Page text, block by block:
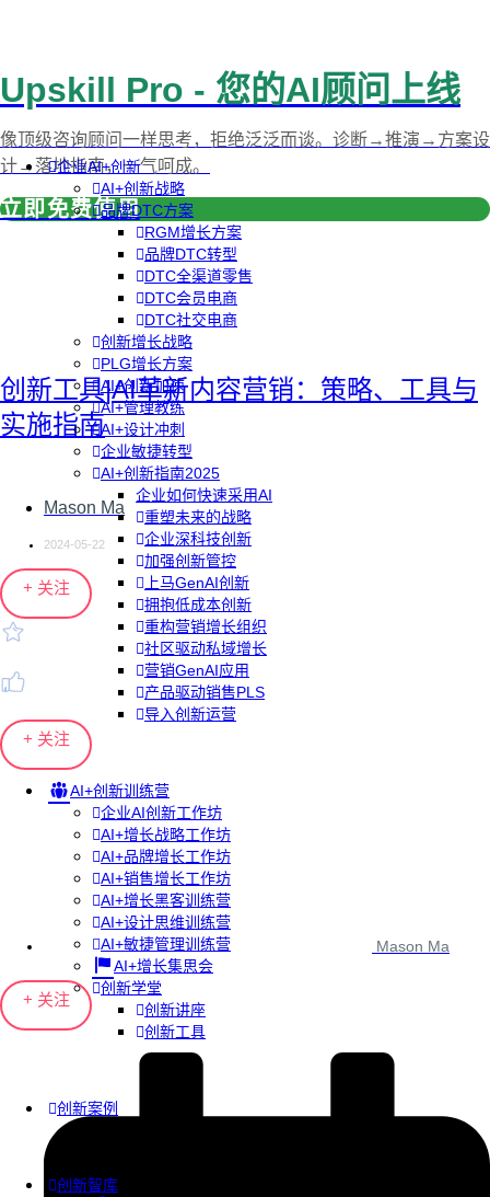
企业AI+创新
AI+创新战略
品牌DTC方案
RGM增长方案
品牌DTC转型
DTC全渠道零售
DTC会员电商
DTC社交电商
创新增长战略
PLG增长方案
AI+创新加速
AI+管理教练
AI+设计冲刺
企业敏捷转型
AI+创新指南2025
企业如何快速采用AI
重塑未来的战略
企业深科技创新
加强创新管控
上马GenAI创新
拥抱低成本创新
重构营销增长组织
社区驱动私域增长
营销GenAI应用
产品驱动销售PLS
导入创新运营
AI+创新训练营
企业AI创新工作坊
AI+增长战略工作坊
AI+品牌增长工作坊
AI+销售增长工作坊
AI+增长黑客训练营
AI+设计思维训练营
AI+敏捷管理训练营
AI+增长集思会
创新学堂
创新讲座
创新工具
创新案例
创新智库
Upskill Pro - 您的AI顾问上线
像顶级咨询顾问一样思考，拒绝泛泛而谈。诊断→推演→方案设
计→落地指南，一气呵成。
立即免费使用
创新工具|AI革新内容营销：策略、工具与
实施指南
Mason Ma
2024-05-22
+ 关注
+ 关注
Mason Ma
+ 关注